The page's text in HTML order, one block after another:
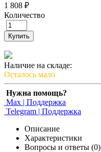
1 808 ₽
Количество
Купить
Наличие на складе:
Осталось мало
Нужна помощь?
Max | Поддержка
Telegram | Поддержка
Описание
Характеристики
Вопросы и ответы (0)